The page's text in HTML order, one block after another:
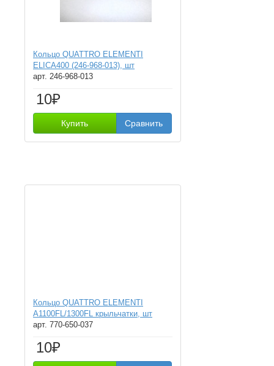
Кольцо QUATTRO ELEMENTI
ELICA400 (246-968-013), шт
арт. 246-968-013
10₽
Купить Сравнить
Кольцо QUATTRO ELEMENTI
A1100FL/1300FL крыльчатки, шт
арт. 770-650-037
10₽